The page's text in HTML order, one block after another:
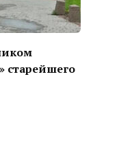
старейшего